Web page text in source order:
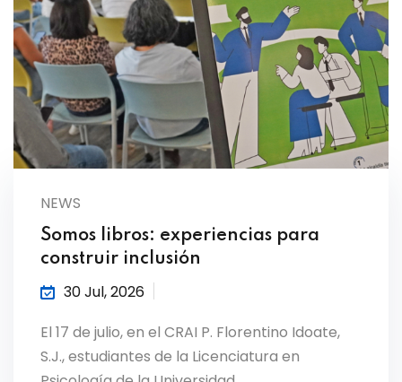
NEWS
Somos libros: experiencias para
construir inclusión
30 Jul, 2026
El 17 de julio, en el CRAI P. Florentino Idoate,
S.J., estudiantes de la Licenciatura en